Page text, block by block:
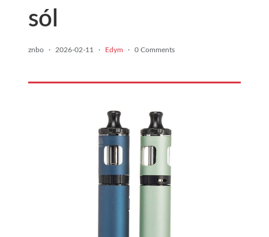
sól
znbo · 2026-02-11 · Edym · 0 Comments